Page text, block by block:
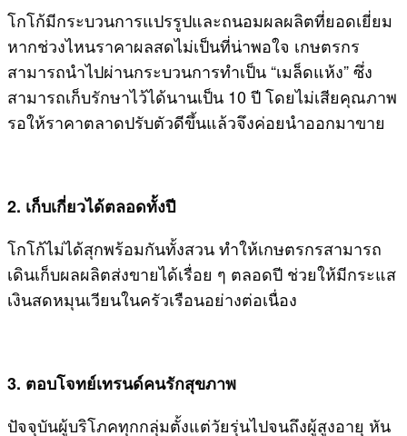
โกโก้มีกระบวนการแปรรูปและถนอมผลผลิตที่ยอดเยี่ยม
หากช่วงไหนราคาผลสดไม่เป็นที่น่าพอใจ เกษตรกร
สามารถนำไปผ่านกระบวนการทำเป็น “เมล็ดแห้ง” ซึ่ง
สามารถเก็บรักษาไว้ได้นานเป็น 10 ปี โดยไม่เสียคุณภาพ
รอให้ราคาตลาดปรับตัวดีขึ้นแล้วจึงค่อยนำออกมาขาย
2. เก็บเกี่ยวได้ตลอดทั้งปี
โกโก้ไม่ได้สุกพร้อมกันทั้งสวน ทำให้เกษตรกรสามารถ
เดินเก็บผลผลิตส่งขายได้เรื่อย ๆ ตลอดปี ช่วยให้มีกระแส
เงินสดหมุนเวียนในครัวเรือนอย่างต่อเนื่อง
3. ตอบโจทย์เทรนด์คนรักสุขภาพ
ปัจจุบันผู้บริโภคทุกกลุ่มตั้งแต่วัยรุ่นไปจนถึงผู้สูงอายุ หัน